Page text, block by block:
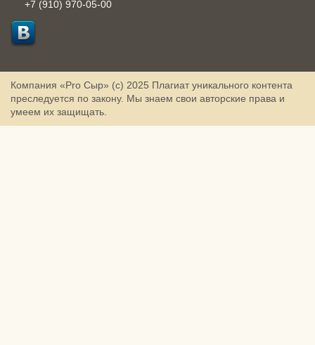
+7 (910) 970-05-00
Компания «Pro Сыр» (с) 2025 Плагиат уникального контента
преследуется по закону. Мы знаем свои авторские права и
умеем их защищать.